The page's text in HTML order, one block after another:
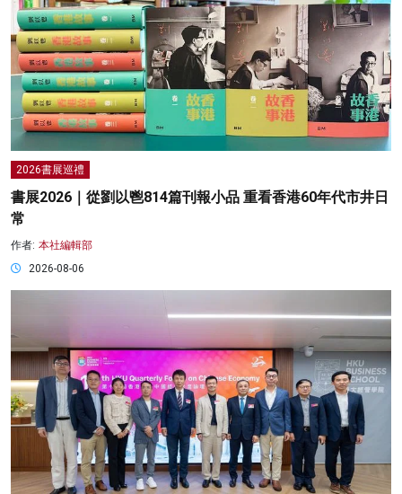
2026書展巡禮
書展2026｜從劉以鬯814篇刊報小品 重看香港60年代市井日
常
作者: 本社編輯部
2026-08-06